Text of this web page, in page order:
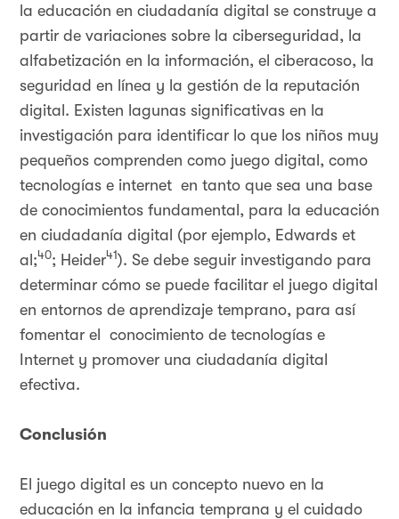
la educación en ciudadanía digital se construye a
partir de variaciones sobre la ciberseguridad, la
alfabetización en la información, el ciberacoso, la
seguridad en línea y la gestión de la reputación
digital. Existen lagunas significativas en la
investigación para identificar lo que los niños muy
pequeños comprenden como juego digital, como
tecnologías e internet en tanto que sea una base
de conocimientos fundamental, para la educación
en ciudadanía digital (por ejemplo, Edwards et
al;40; Heider41). Se debe seguir investigando para
determinar cómo se puede facilitar el juego digital
en entornos de aprendizaje temprano, para así
fomentar el conocimiento de tecnologías e
Internet y promover una ciudadanía digital
efectiva.
Conclusión
El juego digital es un concepto nuevo en la
educación en la infancia temprana y el cuidado